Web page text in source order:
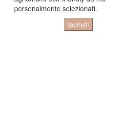
personalmente selezionati.